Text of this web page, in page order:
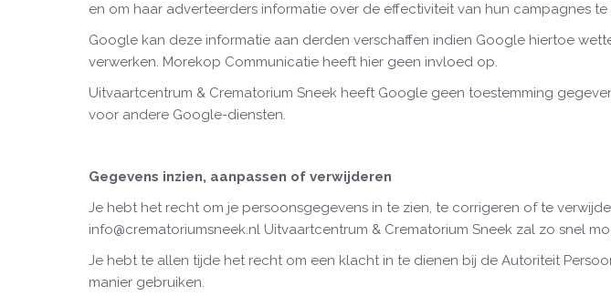
en om haar adverteerders informatie over de effectiviteit van hun campagnes
Google kan deze informatie aan derden verschaffen indien Google hiertoe
verwerken. Morekop Communicatie heeft hier geen invloed op.
Uitvaartcentrum & Crematorium Sneek heeft Google geen toestemming
voor andere Google-diensten.
Gegevens inzien, aanpassen of verwijderen
Je hebt het recht om je persoonsgegevens in te zien, te corrigeren of te
info@crematoriumsneek.nl Uitvaartcentrum & Crematorium Sneek zal zo snel
Je hebt te allen tijde het recht om een klacht in te dienen bij de Autoriteit
manier gebruiken.